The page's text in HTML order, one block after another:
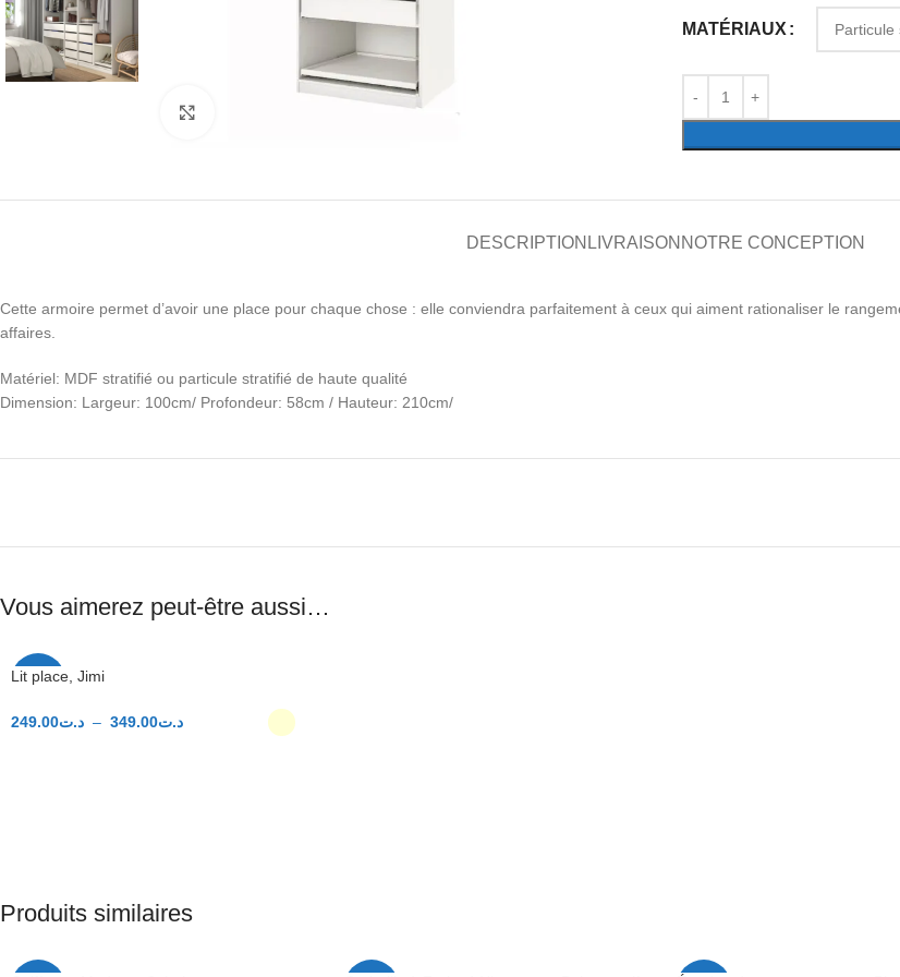
MATÉRIAUX
DESCRIPTION LIVRAISON NOTRE CONCEPTION
Cette armoire permet d’avoir une place pour chaque chose : elle conviendra parfaitement à ceux qui aiment rationaliser le
affaires.
Matériel: MDF stratifié ou particule stratifié de haute qualité
Dimension: Largeur: 100cm/ Profondeur: 58cm / Hauteur: 210cm/
Vous aimerez peut-être aussi…
-31%
Lit place, Jimi
د.ت249.00 – د.ت349.00
Produits similaires